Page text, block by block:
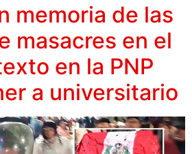
memoria de las
masacres en el
en la PNP
a universitario